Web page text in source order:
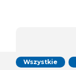
Wszystkie